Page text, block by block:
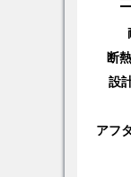
断
設
アフ